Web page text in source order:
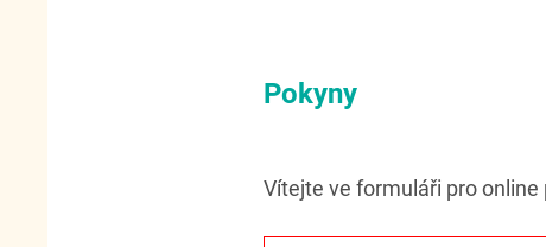
Pokyny
Vítejte ve formuláři pro online